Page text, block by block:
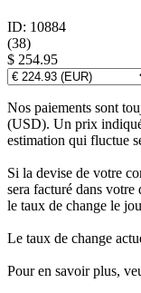
ID: 10884
(38)
$ 254.95
Nos paiements sont
(USD). Un prix indiqué
estimation qui fluctue
Si la devise de votre
sera facturé dans
le taux de change le
Le taux de change
Pour en savoir plus,